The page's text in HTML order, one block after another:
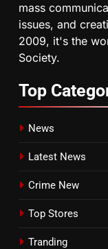
mass
issues, and
2009, it's the
Society.
Top
News
Latest News
Crime New
Top Stores
Tranding